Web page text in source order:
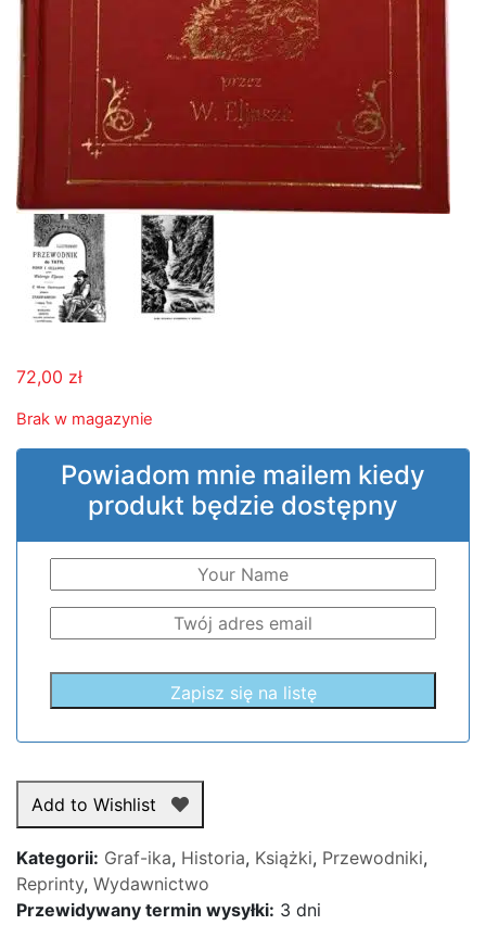
72,00 zł
Brak w magazynie
Powiadom mnie mailem kiedy
produkt będzie dostępny
Add to Wishlist
Kategorii: Graf-ika, Historia, Książki, Przewodniki,
Reprinty, Wydawnictwo
Przewidywany termin wysyłki: 3 dni